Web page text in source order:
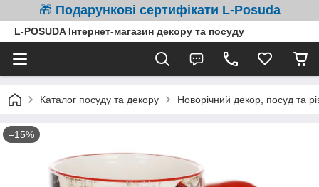
🎁 Подарункові сертифікати L-Posuda
L-POSUDA Інтернет-магазин декору та посуду
Каталог посуду та декору Новорічний декор, посуд та
–15%